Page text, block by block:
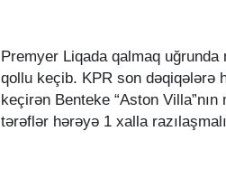
Premyer Liqada qalmaq
qollu keçib. KPR son dəqiqələrə
keçirən Benteke “Aston
tərəflər hərəyə 1 xalla